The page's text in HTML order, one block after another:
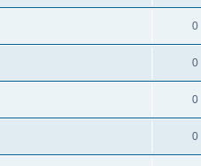
0
0
0
0